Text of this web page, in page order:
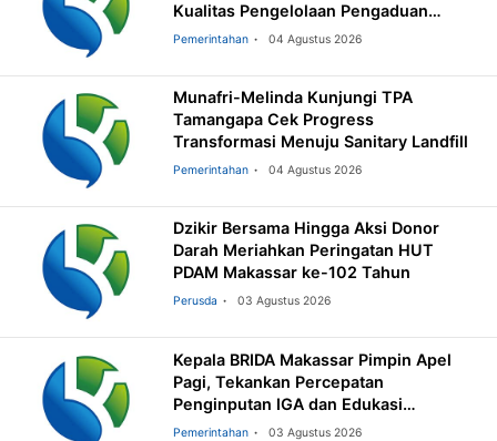
Kualitas Pengelolaan Pengaduan
Masyarakat
Pemerintahan 04 Agustus 2026
Munafri-Melinda Kunjungi TPA
Tamangapa Cek Progress
Transformasi Menuju Sanitary Landfill
Pemerintahan 04 Agustus 2026
Dzikir Bersama Hingga Aksi Donor
Darah Meriahkan Peringatan HUT
PDAM Makassar ke-102 Tahun
Perusda 03 Agustus 2026
Kepala BRIDA Makassar Pimpin Apel
Pagi, Tekankan Percepatan
Penginputan IGA dan Edukasi
Pemilahan Sampah
Pemerintahan 03 Agustus 2026